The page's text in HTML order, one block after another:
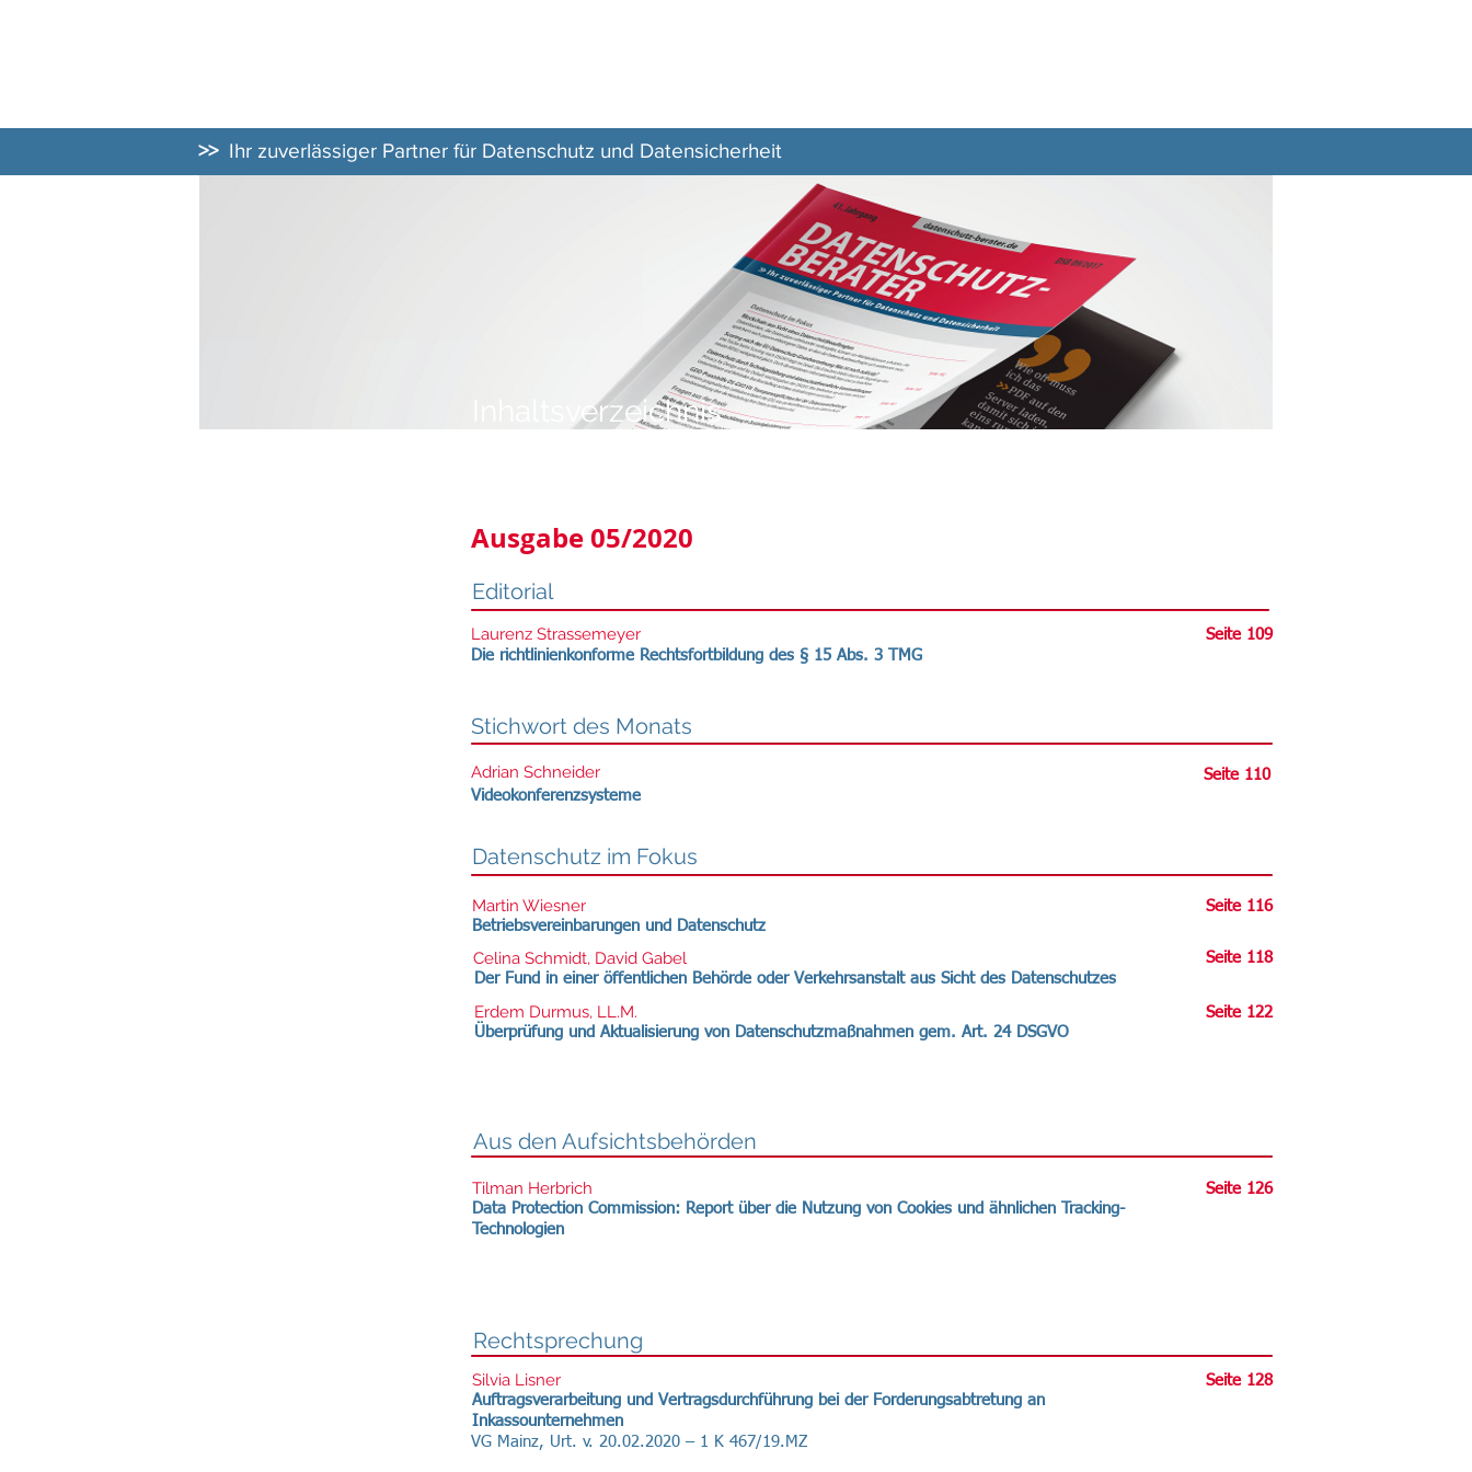
Inhaltsverzeichnis
Ausgabe 05/2020
Editorial
Laurenz Strassemeyer
Seite 109
Die richtlinienkonforme Rechtsfortbildung des § 15 Abs. 3 TMG
Stichwort des Monats
Adrian Schneider
Seite 110
Videokonferenzsysteme
Datenschutz im Fokus
Martin Wiesner
Betriebsvereinbarungen und Datenschutz
Seite 116
Celina Schmidt, David Gabel
Seite 118
Der Fund in einer öffentlichen Behörde oder Verkehrsanstalt aus Sicht des Datenschutzes
Seite 122
Erdem Durmus, LL.M.
Überprüfung und Aktualisierung von Datenschutzmaßnahmen gem. Art. 24 DSGVO
Aus den Aufsichtsbehörden
Tilman Herbrich
Data Protection Commission: Report über die Nutzung von Cookies und ähnlichen Tracking-
Technologien
Seite 126
Rechtsprechung
Silvia Lisner
Auftragsverarbeitung und Vertragsdurchführung bei der Forderungsabtretung an
Inkassounternehmen
Seite 128
VG Mainz, Urt. v. 20.02.2020 – 1 K 467/19.MZ
>> Ihr zuverlässiger Partner für Datenschutz und Datensicherheit